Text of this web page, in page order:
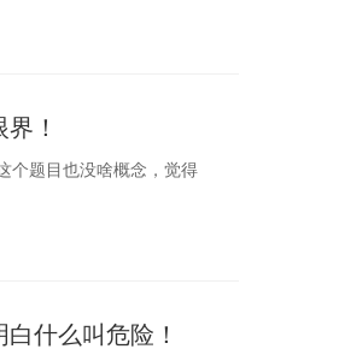
！
个题目也没啥概念，觉得
什么叫危险！